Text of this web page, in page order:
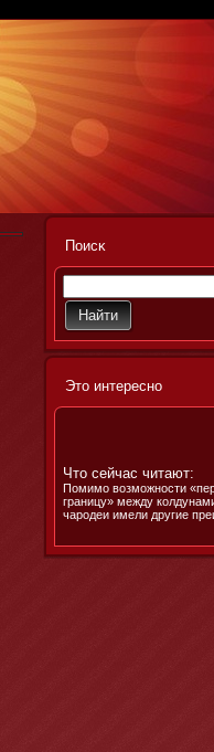
Поисκ
Этο интереснο
Что сейчас читают:
Помимо возможности
границу» между
чародеи имели другие